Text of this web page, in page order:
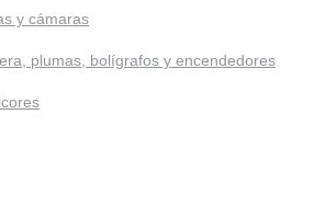
y cámaras
plumas, bolígrafos y encendedores